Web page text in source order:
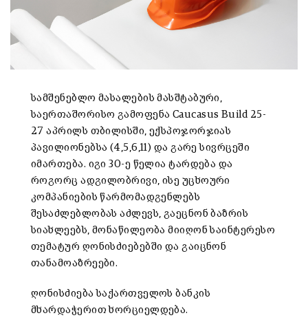
სამშენებლო მასალების მასშტაბური,
საერთაშორისო გამოფენა Caucasus Build 25-
27 აპრილს თბილისში, ექსპოჯორჯიას
პავილიონებსა (4,5,6,11) და გარე სივრცეში
იმართება. იგი 30-ე წელია ტარდება და
როგორც ადგილობრივი, ისე უცხოური
კომპანიების წარმომადგენლებს
შესაძლებლობას აძლევს, გაეცნონ ბაზრის
სიახლეებს, მონაწილეობა მიიღონ საინტერესო
თემატურ ღონისძიებებში და გაიცნონ
თანამოაზრეები.
ღონისძიება საქართველოს ბანკის
მხარდაჭერით ხორციელდება.